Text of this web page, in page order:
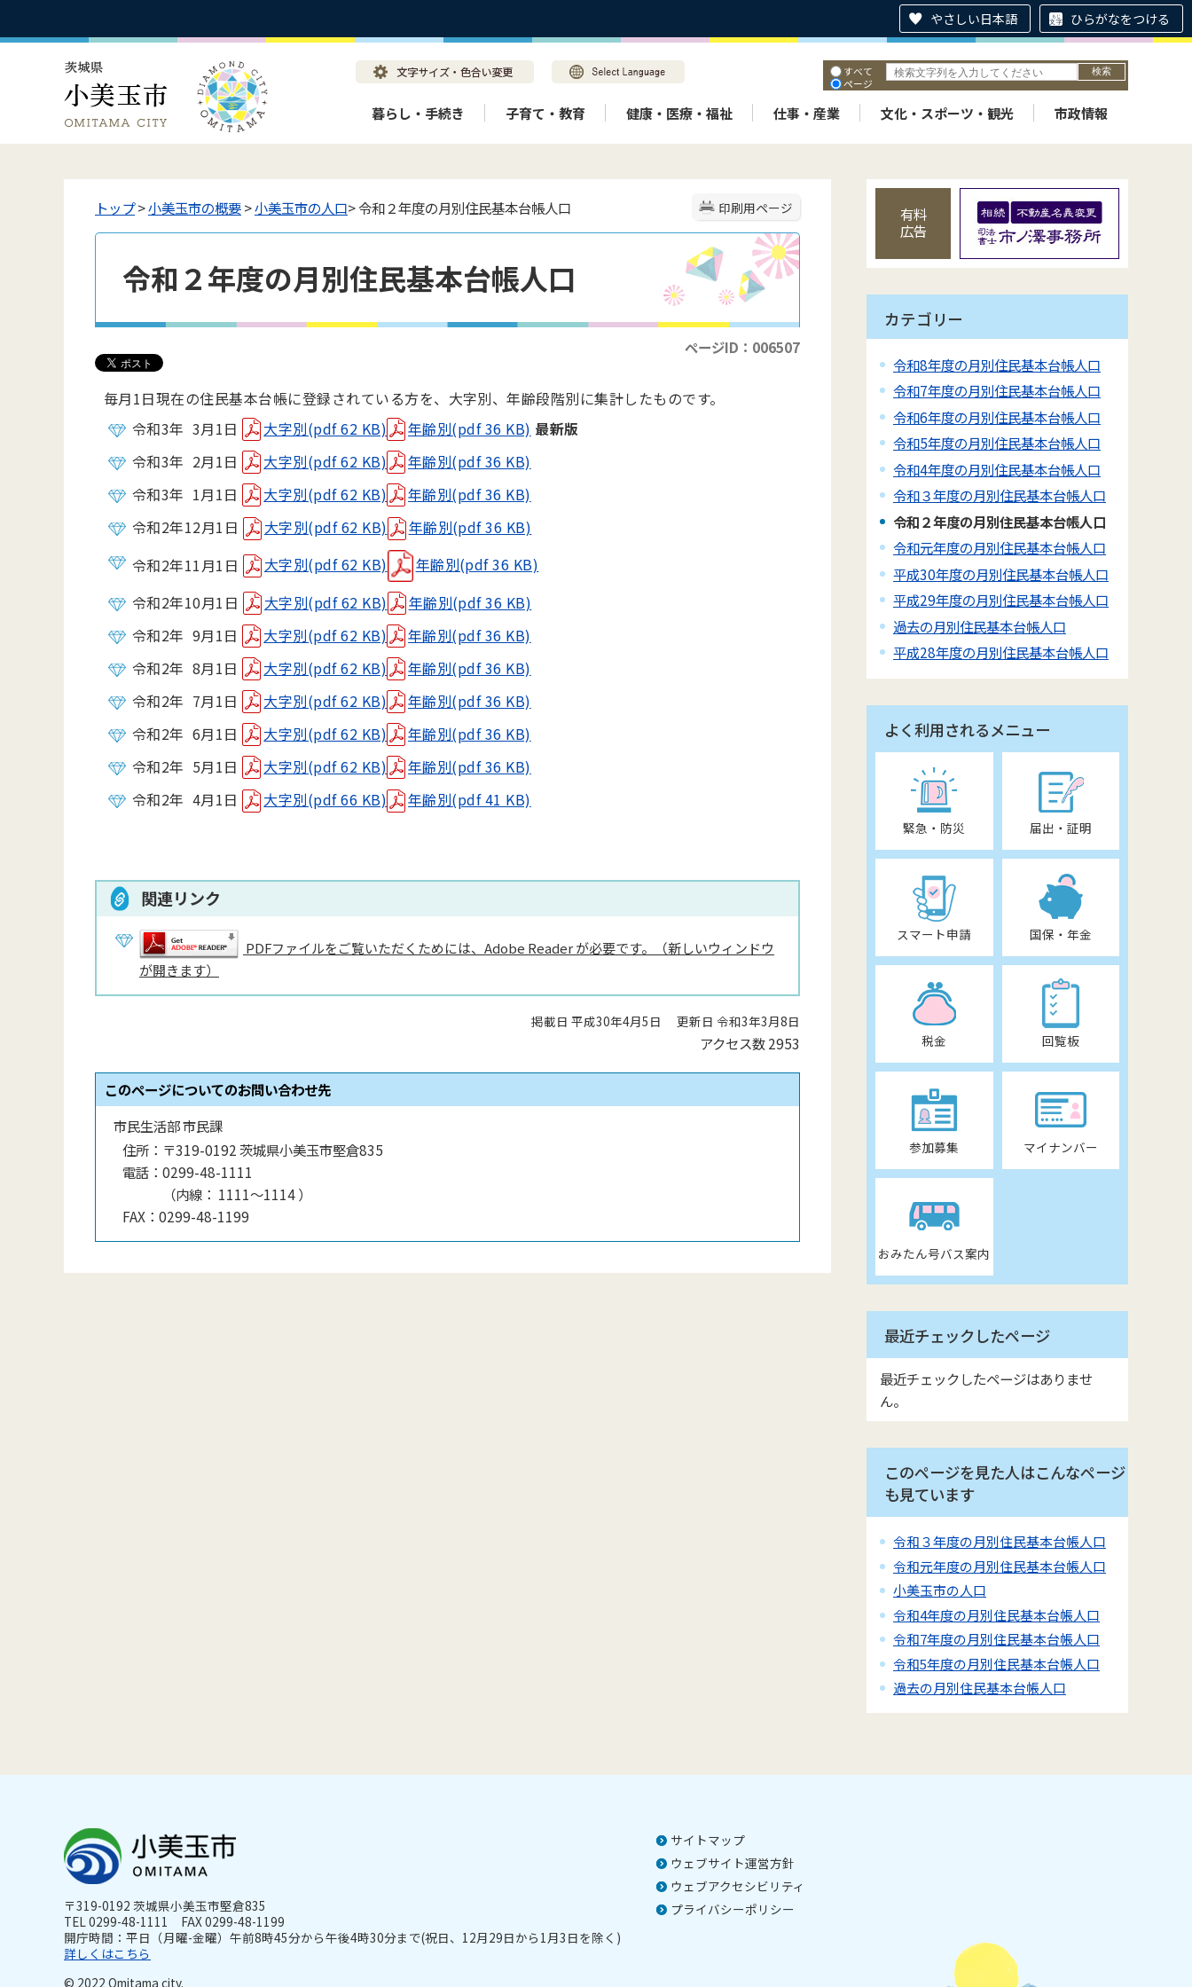
やさしい日本語 ひらがなをつける
すべて
ページ
暮らし・手続き 子育て・教育 健康・医療・福祉 仕事・産業 文化・スポーツ・観光 市政情報
印刷用ページ
トップ>小美玉市の概要>小美玉市の人口> 令和２年度の月別住民基本台帳人口
令和２年度の月別住民基本台帳人口
ページID：006507
毎月1日現在の住民基本台帳に登録されている方を、大字別、年齢段階別に集計したものです。
令和3年 3月1日
大字別(pdf 62 KB) 年齢別(pdf 36 KB) 最新版
令和3年 2月1日
大字別(pdf 62 KB)
年齢別(pdf 36 KB)
令和3年 1月1日
大字別(pdf 62 KB)
年齢別(pdf 36 KB)
令和2年12月1日
大字別(pdf 62 KB)
年齢別(pdf 36 KB)
令和2年11月1日
大字別(pdf 62 KB)
年齢別(pdf 36 KB)
令和2年10月1日
大字別(pdf 62 KB)
年齢別(pdf 36 KB)
令和2年 9月1日
大字別(pdf 62 KB)
年齢別(pdf 36 KB)
令和2年 8月1日
大字別(pdf 62 KB)
年齢別(pdf 36 KB)
令和2年 7月1日
大字別(pdf 62 KB)
年齢別(pdf 36 KB)
令和2年 6月1日
大字別(pdf 62 KB)
年齢別(pdf 36 KB)
令和2年 5月1日
大字別(pdf 62 KB)
年齢別(pdf 36 KB)
令和2年 4月1日
大字別(pdf 66 KB) 年齢別(pdf 41 KB)
関連リンク
PDFファイルをご覧いただくためには、Adobe Reader が必要です。（新しいウィンドウ
が開きます）
掲載日 平成30年4月5日 更新日 令和3年3月8日
アクセス数2953
このページについてのお問い合わせ先
市民生活部 市民課
住所： 〒319-0192 茨城県小美玉市堅倉835
電話： 0299-48-1111
（内線 ： 1111〜1114）
FAX： 0299-48-1199
有料
広告
カテゴリー
令和8年度の月別住民基本台帳人口
令和7年度の月別住民基本台帳人口
令和6年度の月別住民基本台帳人口
令和5年度の月別住民基本台帳人口
令和4年度の月別住民基本台帳人口
令和３年度の月別住民基本台帳人口
令和２年度の月別住民基本台帳人口
令和元年度の月別住民基本台帳人口
平成30年度の月別住民基本台帳人口
平成29年度の月別住民基本台帳人口
過去の月別住民基本台帳人口
平成28年度の月別住民基本台帳人口
よく利用されるメニュー
緊急・防災 届出・証明
スマート申請 国保・年金
税金 回覧板
参加募集 マイナンバー
おみたん号バス案内
最近チェックしたページ
最近チェックしたページはありませ
ん。
このページを見た人はこんなページ
も見ています
令和３年度の月別住民基本台帳人口
令和元年度の月別住民基本台帳人口
小美玉市の人口
令和4年度の月別住民基本台帳人口
令和7年度の月別住民基本台帳人口
令和5年度の月別住民基本台帳人口
過去の月別住民基本台帳人口
サイトマップ
ウェブサイト運営方針
ウェブアクセシビリティ
プライバシーポリシー
〒319-0192 茨城県小美玉市堅倉835
TEL 0299-48-1111 FAX 0299-48-1199
開庁時間：平日（月曜-金曜）午前8時45分から午後4時30分まで(祝日、12月29日から1月3日を除く)
詳しくはこちら
© 2022 Omitama city.